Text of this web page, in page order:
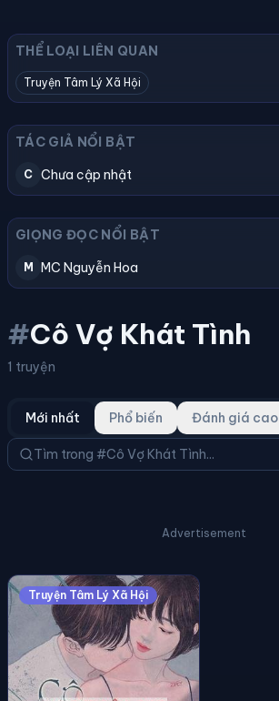
THỂ LOẠI LIÊN QUAN
Truyện Tâm Lý Xã Hội
TÁC GIẢ NỔI BẬT
C Chưa cập nhật
GIỌNG ĐỌC NỔI BẬT
M MC Nguyễn Hoa
#Cô Vợ Khát Tình
1 truyện
Mới nhất Phổ biến Đánh giá cao
Advertisement
Truyện Tâm Lý Xã Hội